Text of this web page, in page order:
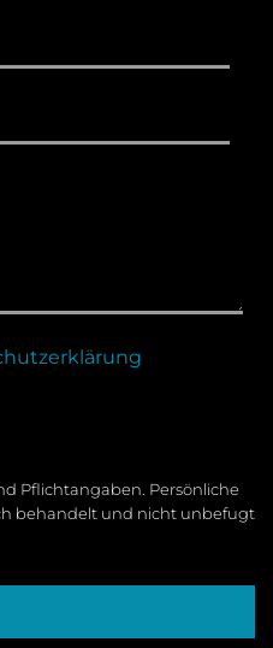
Pflichtangaben. Persönliche
behandelt und nicht unbefugt